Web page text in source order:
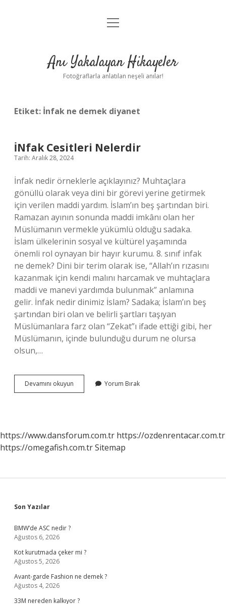
Anasayfa
Yasal Uyarı
menüyü
Anı Yakalayan Hikayeler
Fotoğraflarla anlatılan neşeli anılar!
Etiket: İnfak ne demek diyanet
İNfak Cesitleri Nelerdir
Tarih: Aralık 28, 2024
İnfak nedir örneklerle açıklayınız? Muhtaçlara
gönüllü olarak veya dini bir görevi yerine getirmek
için verilen maddi yardım. İslam’ın beş şartından biri.
Ramazan ayının sonunda maddi imkânı olan her
Müslümanın vermekle yükümlü olduğu sadaka.
İslam ülkelerinin sosyal ve kültürel yaşamında
önemli rol oynayan bir hayır kurumu. 8. sınıf infak
ne demek? Dini bir terim olarak ise, “Allah’ın rızasını
kazanmak için kendi malını harcamak ve muhtaçlara
maddi ve manevi yardımda bulunmak” anlamına
gelir. İnfak nedir dinimiz İslam? Sadaka; İslam’ın beş
şartından biri olan ve belirli şartları taşıyan
Müslümanlara farz olan “Zekat”ı ifade ettiği gibi, her
Müslümanın, içinde bulunduğu durum ne olursa
olsun,…
Devamını okuyun
Cesitleri
Yorum Bırak
https://www.dansforum.com.tr https://ozdenrentacar.com.tr
https://omegafish.com.trSitemap
Sidebar
Son Yazılar
BMW’de ASC nedir ?
Ağustos 6, 2026
Kot kurutmada çeker mi ?
Ağustos 5, 2026
Avant-garde Fashion ne demek ?
Ağustos 4, 2026
33M nereden kalkıyor ?